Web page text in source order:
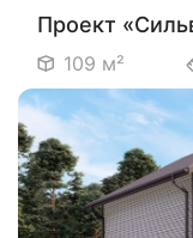
Проект
109 м²